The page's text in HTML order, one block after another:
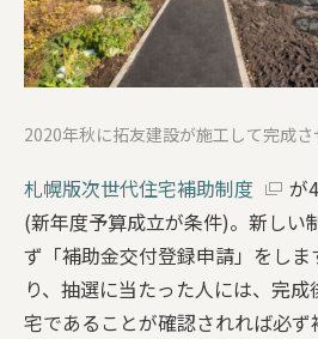
会社案内
SDGsへの取り組み
リフォーム／リノベーション
ブログ
お問い合わせ
個人情報保護方針
2020年秋に拓友建設が施工して完成
札幌版次世代住宅補助制度
が
(新年度予算成立が条件)。新しい
ず「補助金交付登録申請」をしま
り、抽選に当たった人には、完
宅であることが確認されれば必ず